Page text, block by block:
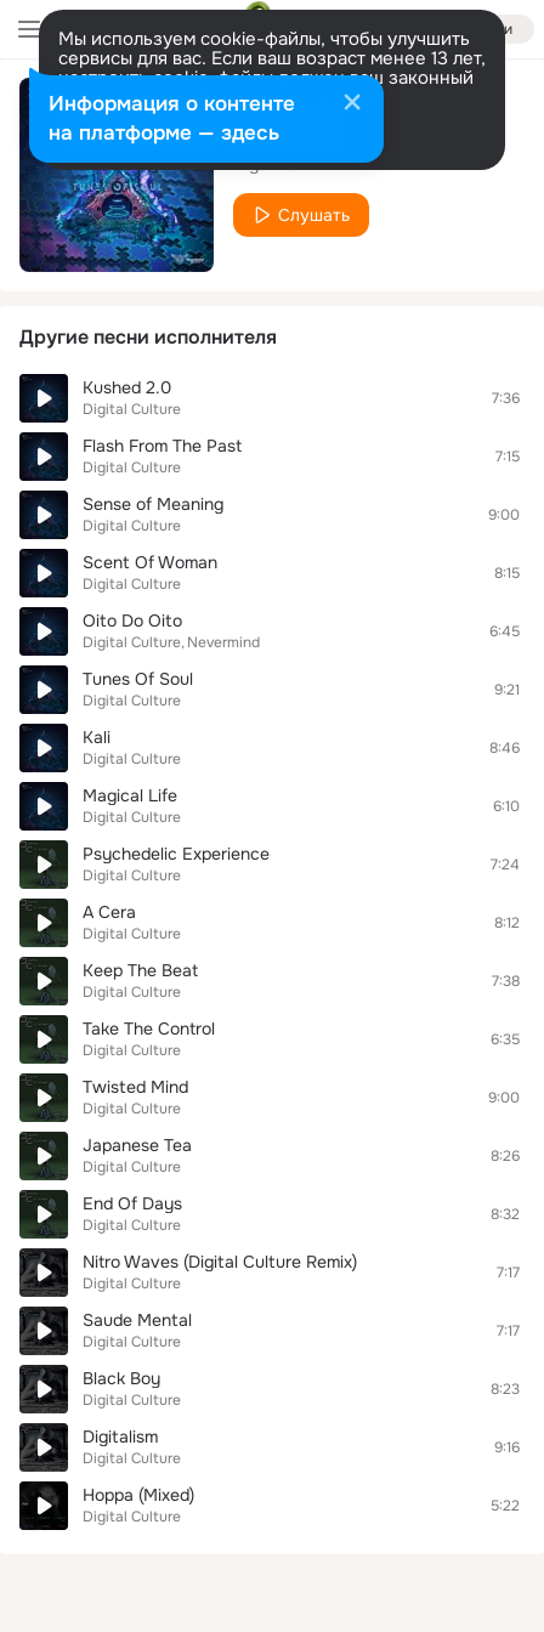
Войти
Мы используем cookie-файлы, чтобы улучшить
сервисы для вас. Если ваш возраст менее 13 лет,
настроить cookie-файлы должен ваш законный
представитель. Больше информации
Разрешить все Настроить
Virtual Drama
Digital Culture
Слушать
Другие песни исполнителя
Kushed 2.0
Digital Culture
7:36
Flash From The Past
Digital Culture
7:15
Sense of Meaning
Digital Culture
9:00
Scent Of Woman
Digital Culture
8:15
Oito Do Oito
Digital Culture Nevermind
6:45
Tunes Of Soul
Digital Culture
9:21
Kali
Digital Culture
8:46
Magical Life
Digital Culture
6:10
Psychedelic Experience
Digital Culture
7:24
A Cera
Digital Culture
8:12
Keep The Beat
Digital Culture
7:38
Take The Control
Digital Culture
6:35
Twisted Mind
Digital Culture
9:00
Japanese Tea
Digital Culture
8:26
End Of Days
Digital Culture
8:32
Nitro Waves (Digital Culture Remix)
Digital Culture
7:17
Saude Mental
Digital Culture
7:17
Black Boy
Digital Culture
8:23
Digitalism
Digital Culture
9:16
Hoppa (Mixed)
Digital Culture
5:22
Информация о контенте
на платформе — здесь